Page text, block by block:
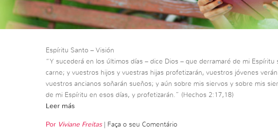
Espíritu Santo – Visión
“Y sucederá en los últimos días – dice Dios – que derramaré de mi Espíritu
carne; y vuestros hijos y vuestras hijas profetizarán, vuestros jóvenes
vuestros ancianos soñarán sueños; y aún sobre mis siervos y sobre mis
de mi Espíritu en esos días, y profetizarán.” (Hechos 2:17,18)
Leer más
Por Viviane Freitas| Faça o seu Comentário